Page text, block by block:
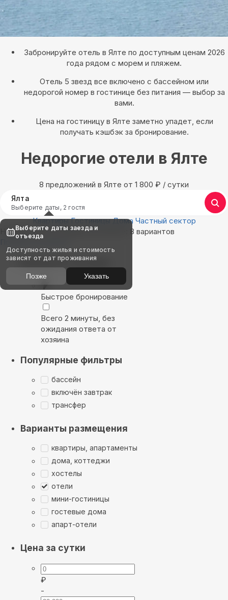
Забронируйте отель в Ялте по доступным ценам 2026
года рядом с морем и пляжем.
Отель 5 звезд все включено с бассейном или
недорогой номер в гостинице без питания — выбор за
вами.
Цена на гостиницу в Ялте заметно упадет, если
получать кэшбэк за бронирование.
Недорогие отели в Ялте
8 предложений в Ялте oт 1 800 ₽ / сутки
Ялта
Выберите даты, 2 гостя
Квартиры Гостиницы Дома Частный сектор
Найдём, где остановиться в Ялте: 8 вариантов
Показать на карте
Выбирайте лучшее
Быстрое бронирование
Всего 2 минуты, без
ожидания ответа от
хозяина
Популярные фильтры
бассейн
включён завтрак
трансфер
Варианты размещения
квартиры, апартаменты
дома, коттеджи
хостелы
отели
мини-гостиницы
гостевые дома
апарт-отели
Цена за сутки
₽
-
Выберите даты заезда и
отъезда
Доступность жилья и стоимость
зависят от дат проживания
Позже Указать